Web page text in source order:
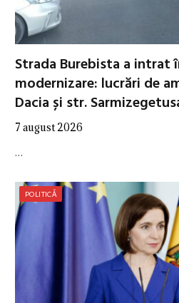
Strada Burebista a intrat
modernizare: lucrări de
Dacia și str.
7 august 2026
…
POLITICĂ